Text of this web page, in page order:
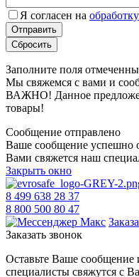
Я согласен на
Заполните поля
Мы свяжемся с вами и
ВАЖНО! Данное
товары!
Сообщение отправлено
Ваше сообщение успешно
Вами свяжется наш
Закрыть окно
8 499 638 28 37
8 800 500 80 47
Заказать звонок
Оставьте Ваше
специалисты свяжутся с